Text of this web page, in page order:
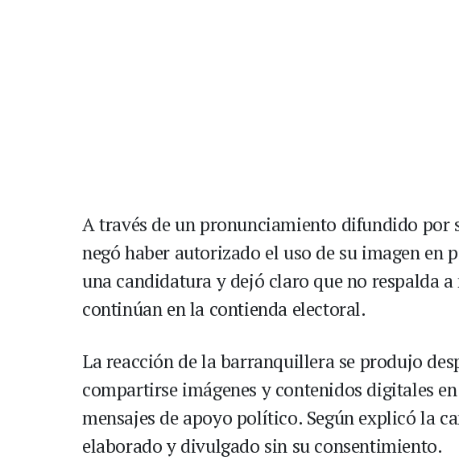
A través de un pronunciamiento difundido por
negó haber autorizado el uso de su imagen en
una candidatura y dejó claro que no respalda
continúan en la contienda electoral.
La reacción de la barranquillera se produjo
compartirse imágenes y contenidos digitales
mensajes de apoyo político. Según explicó la
elaborado y divulgado sin su consentimiento.